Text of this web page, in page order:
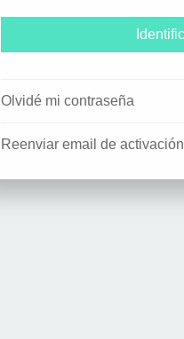
Olvidé mi contraseña
Reenviar email de activación